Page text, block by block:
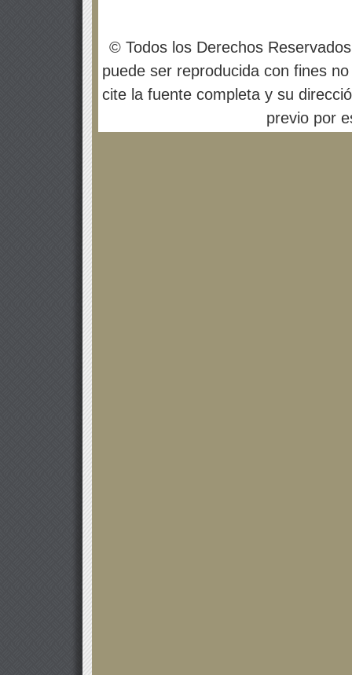
© Todos los Derechos
puede ser reproducida con fines
cite la fuente completa y su
previo por